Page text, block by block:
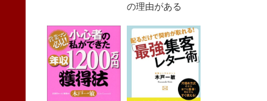
の理由がある